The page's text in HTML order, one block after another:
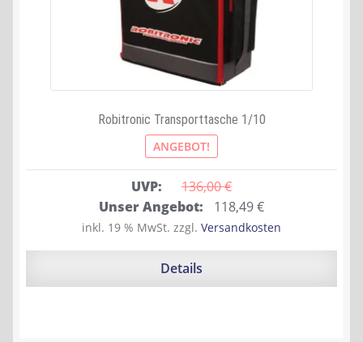
Robitronic Transporttasche 1/10
ANGEBOT!
UVP: 136,00 €
Ursprünglicher
Preis
war:
Unser Angebot: 118,49€Aktueller
Preis
ist:
inkl. 19 % MwSt. zzgl. Versandkosten
Details